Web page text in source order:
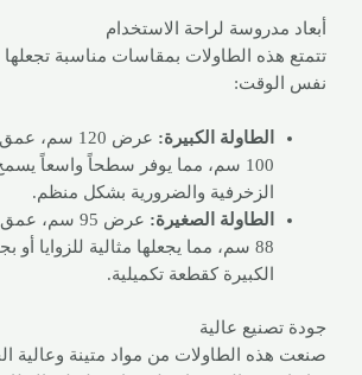
أبعاد مدروسة لراحة الاستخدام
تتمتع هذه الطاولات بمقاسات مناسبة
نفس الوقت:
الطاولة الكبيرة:
100 سم، مما يوفر سطحاً واسعاً
الزخرفية والضرورية بشكل منظم.
الطاولة الصغيرة:
88 سم، مما يجعلها مثالية للزوايا أو
الكبيرة كقطعة تكميلية.
جودة تصنيع عالية
صنعت هذه الطاولات من مواد متينة وعالية